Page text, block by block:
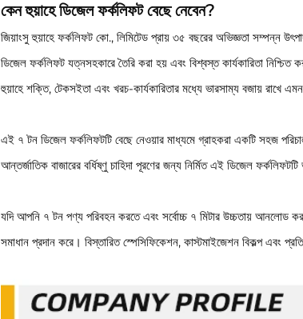
কেন হুয়াহে ডিজেল ফর্কলিফট বেছে নেবেন?
জিয়াংসু হুয়াহে ফর্কলিফট কো., লিমিটেড প্রায় ৩৫ বছরের অভিজ্ঞতা সম্পন্ন
ডিজেল ফর্কলিফট যত্নসহকারে তৈরি করা হয় এবং বিশ্বস্ত কার্যকারিতা
হুয়াহে শক্তি, টেকসইতা এবং খরচ-কার্যকারিতার মধ্যে ভারসাম্য বজায় রাখে
এই ৭ টন ডিজেল ফর্কলিফটটি বেছে নেওয়ার মাধ্যমে গ্রাহকরা একটি সহজ
আন্তর্জাতিক বাজারের বর্ধিষ্ণু চাহিদা পূরণের জন্য নির্মিত এই ডিজেল
যদি আপনি ৭ টন পণ্য পরিবহন করতে এবং সর্বোচ্চ ৭ মিটার উচ্চতায় আনলোড
সমাধান প্রদান করে। বিস্তারিত স্পেসিফিকেশন, কাস্টমাইজেশন বিকল্প এবং